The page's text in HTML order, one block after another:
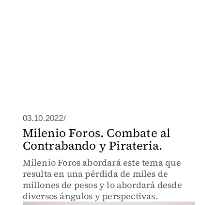
03.10.2022/
Milenio Foros. Combate al
Contrabando y Pirateria.
Milenio Foros abordará este tema que
resulta en una pérdida de miles de
millones de pesos y lo abordará desde
diversos ángulos y perspectivas.